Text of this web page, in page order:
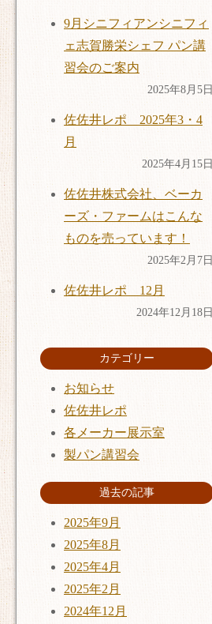
9月シニフィアンシニフィ
ェ志賀勝栄シェフ パン講
習会のご案内
2025年8月5日
佐佐井レポ 2025年3・4
月
2025年4月15日
佐佐井株式会社、ベーカ
ーズ・ファームはこんな
ものを売っています！
2025年2月7日
佐佐井レポ 12月
2024年12月18日
カテゴリー
お知らせ
佐佐井レポ
各メーカー展示室
製パン講習会
過去の記事
2025年9月
2025年8月
2025年4月
2025年2月
2024年12月